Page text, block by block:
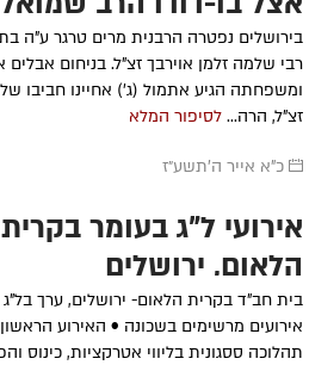
אוירבך
בירושלים נפטרה הרבנית מרים טרגר ע"ה
רבי שלמה זלמן אוירבך זצ"ל. בניחום
ומשפחתה הגיע אתמול (ג') אחיינו חביבו
זצ"ל, הרה... לסיפור המלא
כ"א אייר ה׳תשע״ז
אירועי ל"ג בעומר בקרית
הלאום, ירושלים
בית חב"ד בקרית הלאום- ירושלים, ערך בל"ג
אירועים מרשימים בשכונה • האירוע
תהלוכה ססגונית בליווי אטרקציות, כינוס